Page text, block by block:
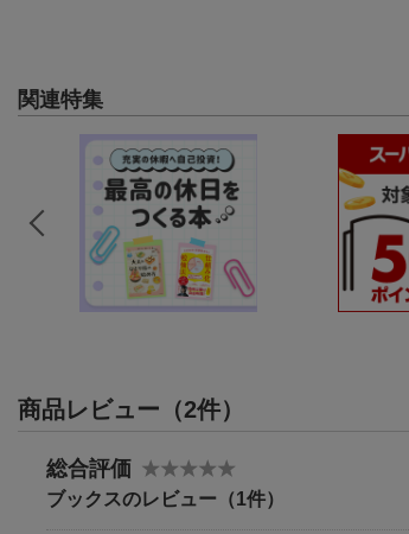
関連特集
商品レビュー（2件）
総合評価
ブックスのレビュー（1件）